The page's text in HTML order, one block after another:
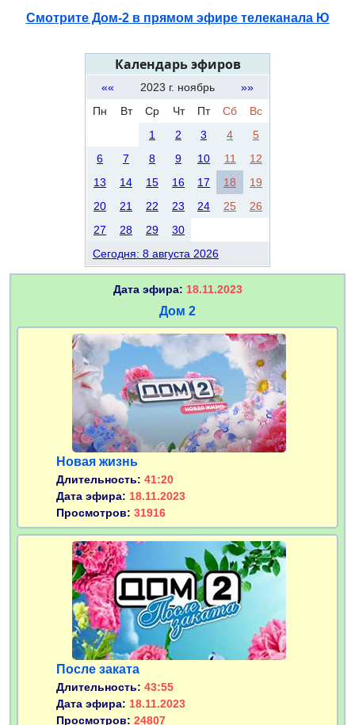
Смотрите Дом-2 в прямом эфире телеканала Ю
Календарь эфиров
«« 2023 г. ноябрь
»»
Пн
Вт Ср Чт Пт Сб
Вс
1
2 3 4
5
6
7 8 9 10 11
12
13
14 15 16 17 18
19
20
21 22 23 24 25
26
27
28 29
30
Сегодня: 8 августа 2026
Дата эфира: 18.11.2023
Дом 2
Новая жизнь
Длительность: 41:20
Дата эфира: 18.11.2023
Просмотров: 31916
После заката
Длительность: 43:55
Дата эфира: 18.11.2023
Просмотров: 24807